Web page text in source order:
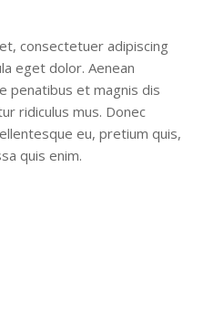
consectetuer adipiscing
eget dolor. Aenean
penatibus et magnis dis
ridiculus mus. Donec
eu, pretium quis,
quis enim.